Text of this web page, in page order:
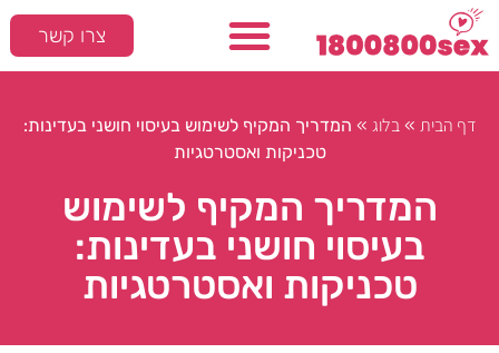
צרו קשר
דף הבית »בלוג » המדריך המקיף לשימוש בעיסוי חושני בעדינות:
טכניקות ואסטרטגיות
המדריך המקיף לשימוש
בעיסוי חושני בעדינות:
טכניקות ואסטרטגיות